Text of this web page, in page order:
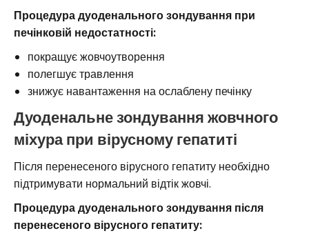
Процедура дуоденального зондування при
печінковій недостатності:
покращує жовчоутворення
полегшує травлення
знижує навантаження на ослаблену печінку
Дуоденальне зондування жовчного
міхура при вірусному гепатиті
Після перенесеного вірусного гепатиту необхідно
підтримувати нормальний відтік жовчі.
Процедура дуоденального зондування після
перенесеного вірусного гепатиту: